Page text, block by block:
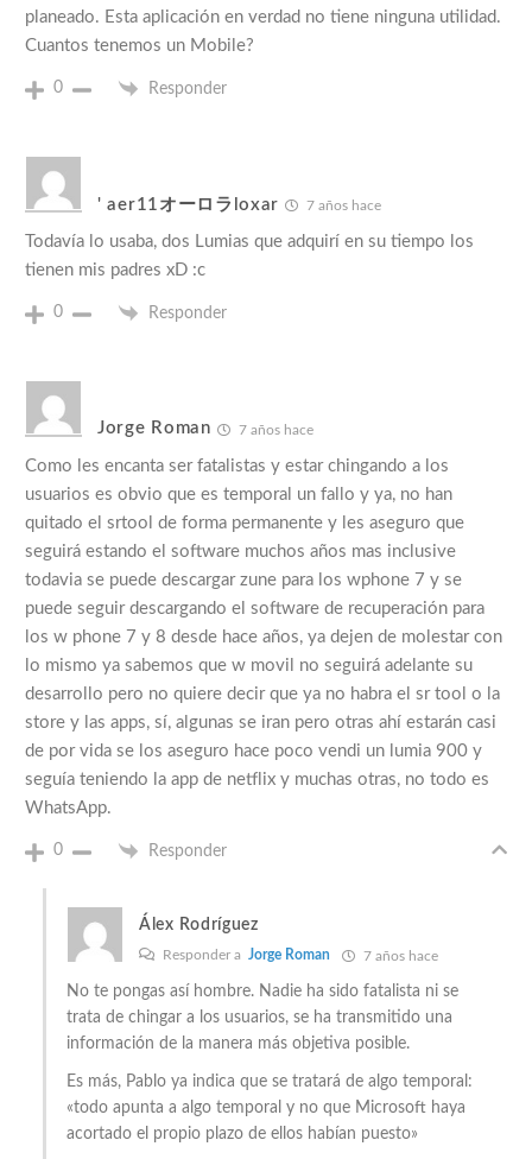
planeado. Esta aplicación en verdad no tiene ninguna utilidad.
Cuantos tenemos un Mobile?
0 Responder
' aer11オーロラloxar 7 años hace
Todavía lo usaba, dos Lumias que adquirí en su tiempo los
tienen mis padres xD :c
0 Responder
Jorge Roman 7 años hace
Como les encanta ser fatalistas y estar chingando a los
usuarios es obvio que es temporal un fallo y ya, no han
quitado el srtool de forma permanente y les aseguro que
seguirá estando el software muchos años mas inclusive
todavia se puede descargar zune para los wphone 7 y se
puede seguir descargando el software de recuperación para
los w phone 7 y 8 desde hace años, ya dejen de molestar con
lo mismo ya sabemos que w movil no seguirá adelante su
desarrollo pero no quiere decir que ya no habra el sr tool o la
store y las apps, sí, algunas se iran pero otras ahí estarán casi
de por vida se los aseguro hace poco vendi un lumia 900 y
seguía teniendo la app de netflix y muchas otras, no todo es
WhatsApp.
0 Responder
Álex Rodríguez
Responder a Jorge Roman 7 años hace
No te pongas así hombre. Nadie ha sido fatalista ni se
trata de chingar a los usuarios, se ha transmitido una
información de la manera más objetiva posible.
Es más, Pablo ya indica que se tratará de algo temporal:
«todo apunta a algo temporal y no que Microsoft haya
acortado el propio plazo de ellos habían puesto»